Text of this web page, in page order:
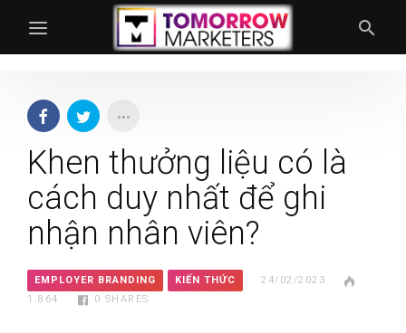
Khen thưởng liệu có là
cách duy nhất để ghi
nhận nhân viên?
EMPLOYER BRANDING KIẾN THỨC
24/02/2023
1.864
0 SHARES